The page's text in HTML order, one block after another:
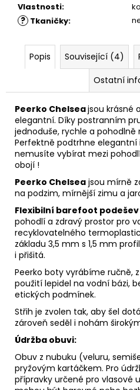
Vlastnosti:
? Tkaničky:
Popis Související (4)
Ostatní
Peerko Chelseajsou krásné
elegantní. Díky postranním
jednoduše, rychle a pohodlně
Perfektně podtrhne elegantní
nemusíte vybírat mezi
obojí !
Peerko Chelsea jsou mírně
na podzim, mírnější zimu a
Flexibilní barefoot podešev
pohodlí a zdravý prostor pro
recyklovatelného
základu 3,5 mm s 1,5 mm
i přišitá.
Peerko boty vyrábíme ručně,
použití lepidel na vodní bázi,
etických podmínek.
Střih je zvolen tak, aby šel
zároveň seděl i nohám
Údržba obuvi:
Obuv z nubuku (veluru,
pryžovým kartáčkem. Pro
přípravky určené pro vlasové
NEUTRAL
219